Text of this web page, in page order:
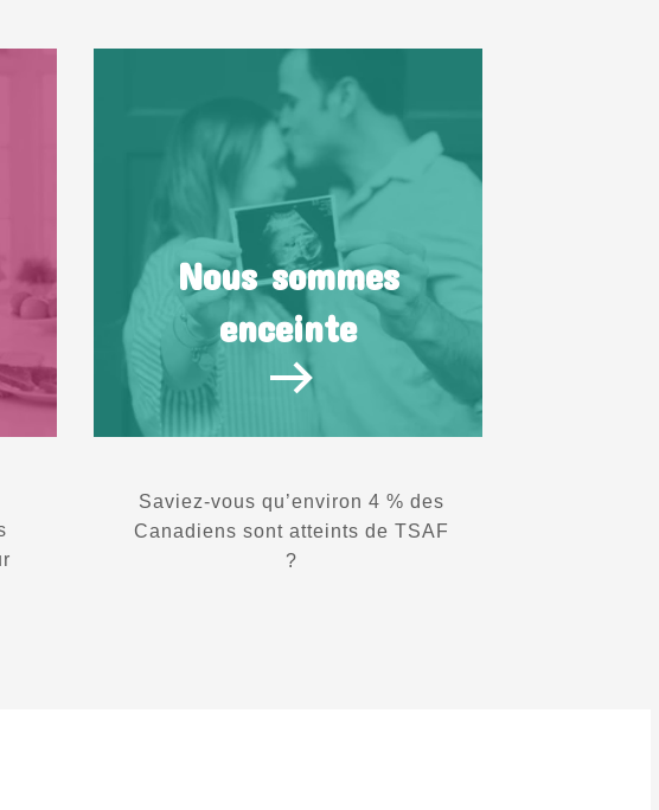
Nous sommes
enceinte
Saviez-vous qu’environ 4 % des
Canadiens sont atteints de TSAF
?